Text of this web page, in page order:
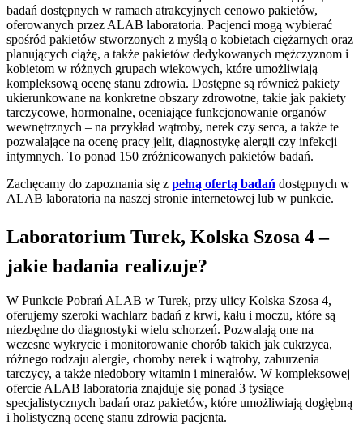
badań dostępnych w ramach atrakcyjnych cenowo pakietów,
oferowanych przez ALAB laboratoria. Pacjenci mogą wybierać
spośród pakietów stworzonych z myślą o kobietach ciężarnych oraz
planujących ciążę, a także pakietów dedykowanych mężczyznom i
kobietom w różnych grupach wiekowych, które umożliwiają
kompleksową ocenę stanu zdrowia. Dostępne są również pakiety
ukierunkowane na konkretne obszary zdrowotne, takie jak pakiety
tarczycowe, hormonalne, oceniające funkcjonowanie organów
wewnętrznych – na przykład wątroby, nerek czy serca, a także te
pozwalające na ocenę pracy jelit, diagnostykę alergii czy infekcji
intymnych. To ponad 150 zróżnicowanych pakietów badań.
Zachęcamy do zapoznania się z pełną ofertą badań dostępnych w
ALAB laboratoria na naszej stronie internetowej lub w punkcie.
Laboratorium Turek, Kolska Szosa 4 –
jakie badania realizuje?
W Punkcie Pobrań ALAB w Turek, przy ulicy Kolska Szosa 4,
oferujemy szeroki wachlarz badań z krwi, kału i moczu, które są
niezbędne do diagnostyki wielu schorzeń. Pozwalają one na
wczesne wykrycie i monitorowanie chorób takich jak cukrzyca,
różnego rodzaju alergie, choroby nerek i wątroby, zaburzenia
tarczycy, a także niedobory witamin i minerałów. W kompleksowej
ofercie ALAB laboratoria znajduje się ponad 3 tysiące
specjalistycznych badań oraz pakietów, które umożliwiają dogłębną
i holistyczną ocenę stanu zdrowia pacjenta.